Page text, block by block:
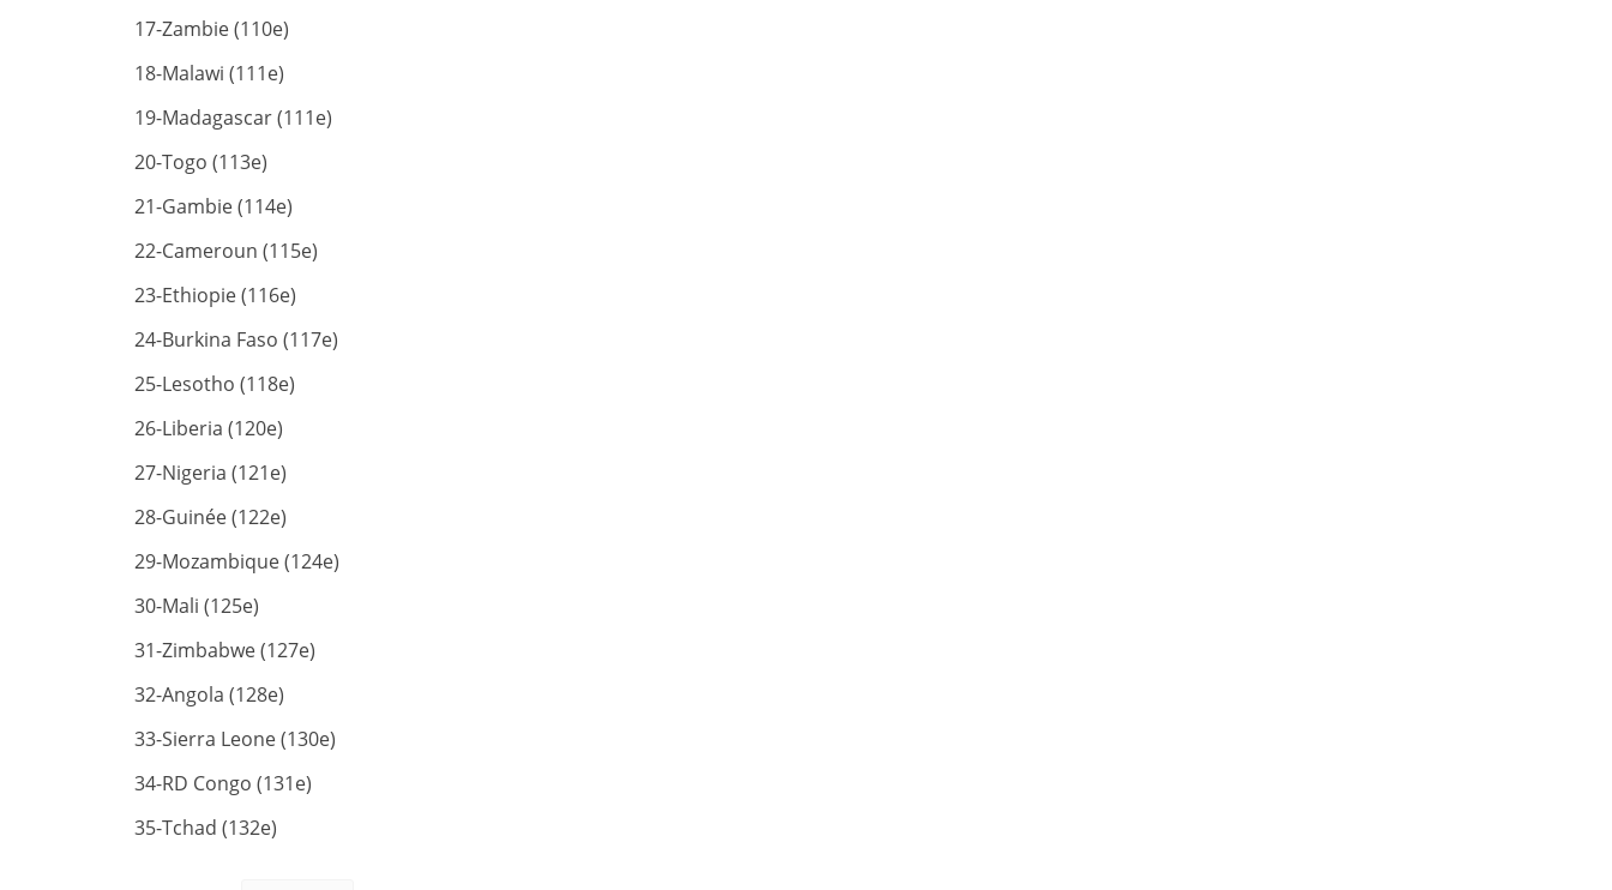
17-Zambie (110e)
18-Malawi (111e)
19-Madagascar (111e)
20-Togo (113e)
21-Gambie (114e)
22-Cameroun (115e)
23-Ethiopie (116e)
24-Burkina Faso (117e)
25-Lesotho (118e)
26-Liberia (120e)
27-Nigeria (121e)
28-Guinée (122e)
29-Mozambique (124e)
30-Mali (125e)
31-Zimbabwe (127e)
32-Angola (128e)
33-Sierra Leone (130e)
34-RD Congo (131e)
35-Tchad (132e)